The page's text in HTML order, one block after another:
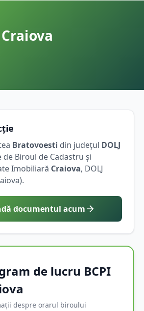
Craiova
Bratovoesti din județul DOLJ
Biroul de Cadastru și
Imobiliară Craiova, DOLJ
).
documentul acum
de lucru BCPI
despre orarul biroului